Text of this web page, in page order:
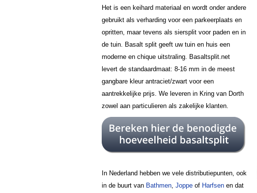
Het is een keihard materiaal en wordt onder andere
gebruikt als verharding voor een parkeerplaats en
opritten, maar tevens als siersplit voor paden en in
de tuin. Basalt split geeft uw tuin en huis een
moderne en chique uitstraling. Basaltsplit.net
levert de standaardmaat: 8-16 mm in de meest
gangbare kleur antraciet/zwart voor een
aantrekkelijke prijs. We leveren in Kring van Dorth
zowel aan particulieren als zakelijke klanten.
In Nederland hebben we vele distributiepunten, ook
in de buurt van Bathmen, Joppe of Harfsen en dat